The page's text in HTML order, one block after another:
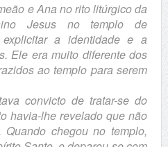
e Ana no rito litúrgico da
Jesus no templo de
a identidade e a
Ele era muito diferente dos
ao templo para serem
de tratar-se do
havia-lhe revelado que não
chegou no templo,